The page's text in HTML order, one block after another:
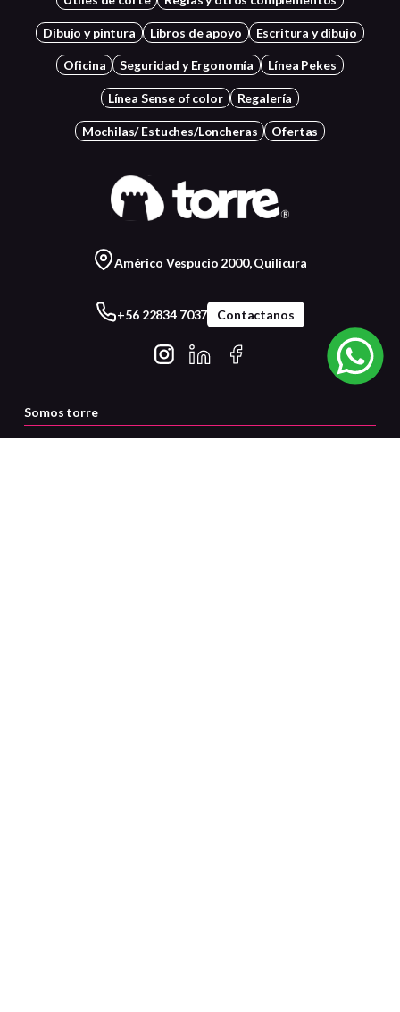
Dibujo y pintura Libros de apoyo Escritura y dibujo
Oficina Seguridad y Ergonomía Línea Pekes
Línea Sense of color Regalería
Mochilas/ Estuches/Loncheras Ofertas
Américo Vespucio 2000, Quilicura
+56 22834 7037 Contactanos
Somos torre